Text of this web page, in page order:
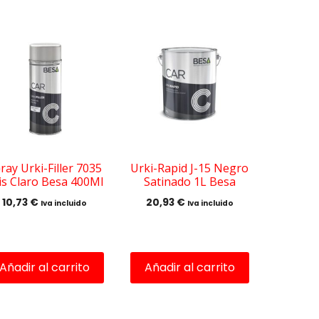
Urki-Filler 7035
Claro Besa 400Ml
10,73 € Iva incluido
Añadir al carrito
Urki-Rapid J-15 Negro
Satinado 1L Besa
20,93 € Iva incluido
Añadir al carrito